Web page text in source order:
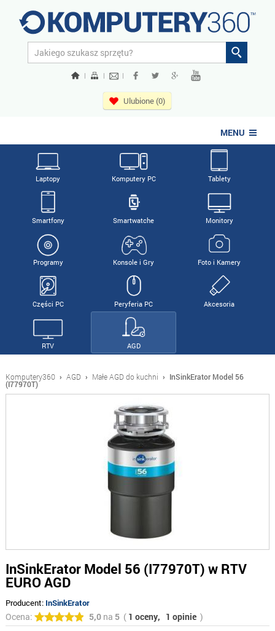
| | |
Ulubione (0)
MENU
Laptopy Komputery PC Tablety
Smartfony Smartwatche Monitory
Programy Konsole i Gry Foto i Kamery
Części PC Peryferia PC Akcesoria
RTV AGD
Komputery360 › AGD › Małe AGD do kuchni › InSinkErator Model 56
(I77970T)
InSinkErator Model 56 (I77970T) w RTV
EURO AGD
Producent: InSinkErator
Ocena: 5,0na 5( 1 oceny, 1 opinie )